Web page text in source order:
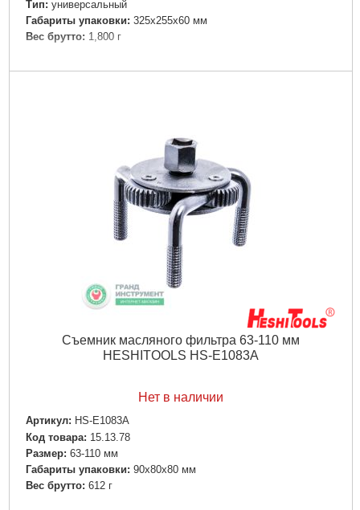
Тип: универсальный
Габариты упаковки: 325x255x60 мм
Вес брутто: 1,800 г
Подробнее...
Съемник масляного фильтра 63-110 мм
HESHITOOLS HS-E1083A
Нет в наличии
Артикул: HS-E1083A
Код товара: 15.13.78
Размер: 63-110 мм
Габариты упаковки: 90x80x80 мм
Вес брутто: 612 г